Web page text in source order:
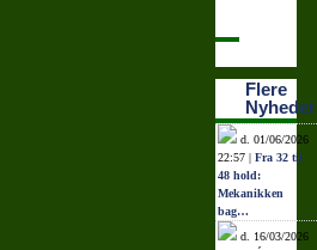
Flere
Nyheder
d. 01/06/2026
22:57 | Fra 32 til
48 hold:
Mekanikken
bag…
d. 16/03/2026